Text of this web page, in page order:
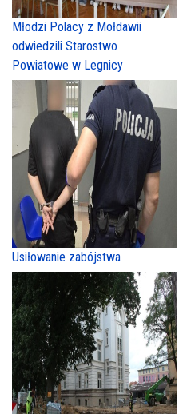
Młodzi Polacy z Mołdawii
odwiedzili Starostwo
Powiatowe w Legnicy
Usiłowanie zabójstwa